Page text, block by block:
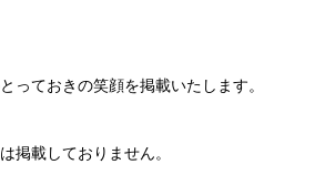
っておきの笑顔を掲載いたします。
掲載しておりません。